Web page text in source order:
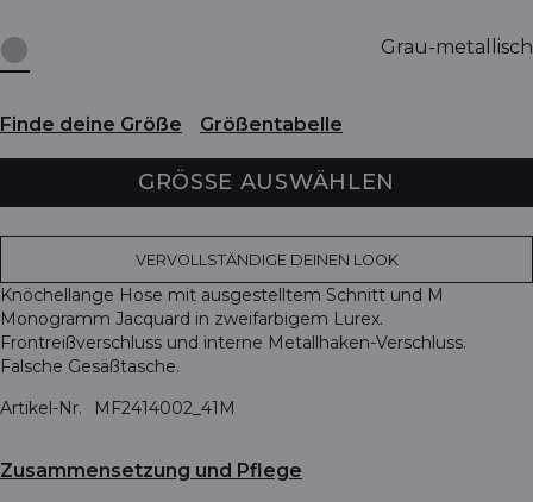
Grau-metallisch
Finde deine Größe Größentabelle
GRÖSSE AUSWÄHLEN
VERVOLLSTÄNDIGE DEINEN LOOK
Knöchellange Hose mit ausgestelltem Schnitt und M
Monogramm Jacquard in zweifarbigem Lurex.
Frontreißverschluss und interne Metallhaken-Verschluss.
Falsche Gesäßtasche.
Artikel-Nr.
MF2414002_41M
Zusammensetzung und Pflege